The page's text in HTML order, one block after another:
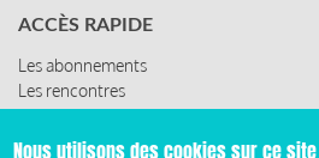
ACCÈS RAPIDE
Les abonnements
Les rencontres
Les ressources
Nous utilisons des cookies sur ce